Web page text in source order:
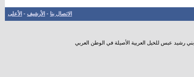
الاتصال بنا - الأرشيف - الأعلى
رشيد عبس للخيل العربية الأصيلة في الوطن العربي